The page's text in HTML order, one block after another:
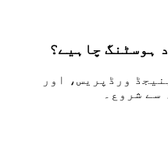
ہوسٹنگ چاہیے؟
ورڈپریس، اور